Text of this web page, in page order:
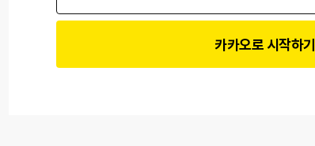
카카오로 시작하기